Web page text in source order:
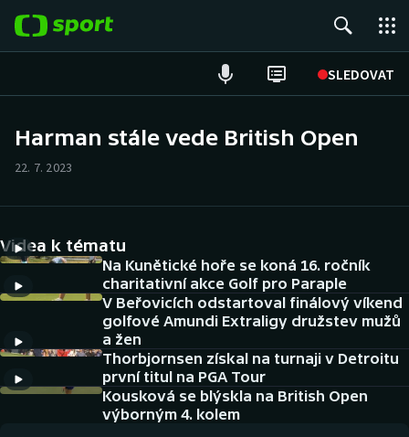
SLEDOVAT
Hokej
Tenis
Atletika
Cyklistika
DALŠÍ SPORTY
Americký fotbal
Baseball a softbal
NEPŘEHLÉDNĚTE
Harman stále vede British Open
22. 7. 2023
Videa k tématu
Na Kunětické hoře se koná 16. ročník
charitativní akce Golf pro Paraple
V Beřovicích odstartoval finálový víkend
golfové Amundi Extraligy družstev mužů
a žen
Thorbjornsen získal na turnaji v Detroitu
první titul na PGA Tour
Kousková se blýskla na British Open
výborným 4. kolem